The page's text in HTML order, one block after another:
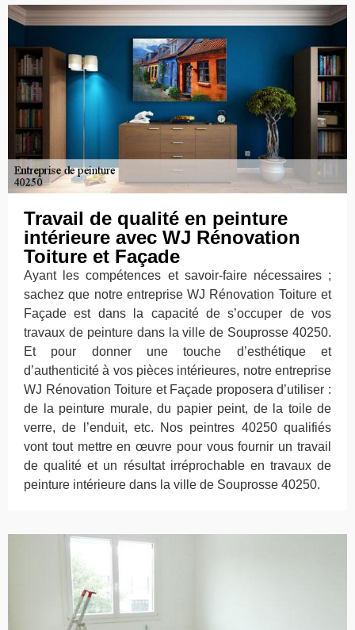
Travail de qualité en peinture
intérieure avec WJ Rénovation
Toiture et Façade
Ayant les compétences et savoir-faire nécessaires ;
sachez que notre entreprise WJ Rénovation Toiture et
Façade est dans la capacité de s’occuper de vos
travaux de peinture dans la ville de Souprosse 40250.
Et pour donner une touche d’esthétique et
d’authenticité à vos pièces intérieures, notre entreprise
WJ Rénovation Toiture et Façade proposera d’utiliser :
de la peinture murale, du papier peint, de la toile de
verre, de l’enduit, etc. Nos peintres 40250 qualifiés
vont tout mettre en œuvre pour vous fournir un travail
de qualité et un résultat irréprochable en travaux de
peinture intérieure dans la ville de Souprosse 40250.